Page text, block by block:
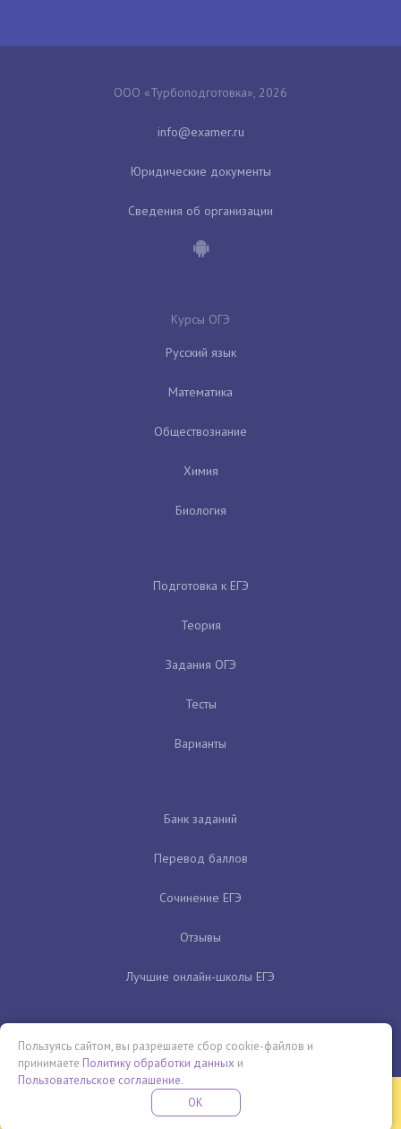
ООО «Турбоподготовка», 2026
Юридические документы
Сведения об организации
Курсы ОГЭ
Русский язык
Математика
Обществознание
Химия
Биология
Подготовка к ЕГЭ
Теория
Задания ОГЭ
Тесты
Варианты
Банк заданий
Перевод баллов
Сочинение ЕГЭ
Отзывы
Лучшие онлайн-школы ЕГЭ
Бесплатная летняя школа
ПРОВЕДИ ЭТО ЛЕТО С ПОЛЬЗОЙ
Пользуясь сайтом, вы разрешаете сбор cookie-файлов и
принимаете Политику обработки данных и
Пользовательское соглашение.
OK